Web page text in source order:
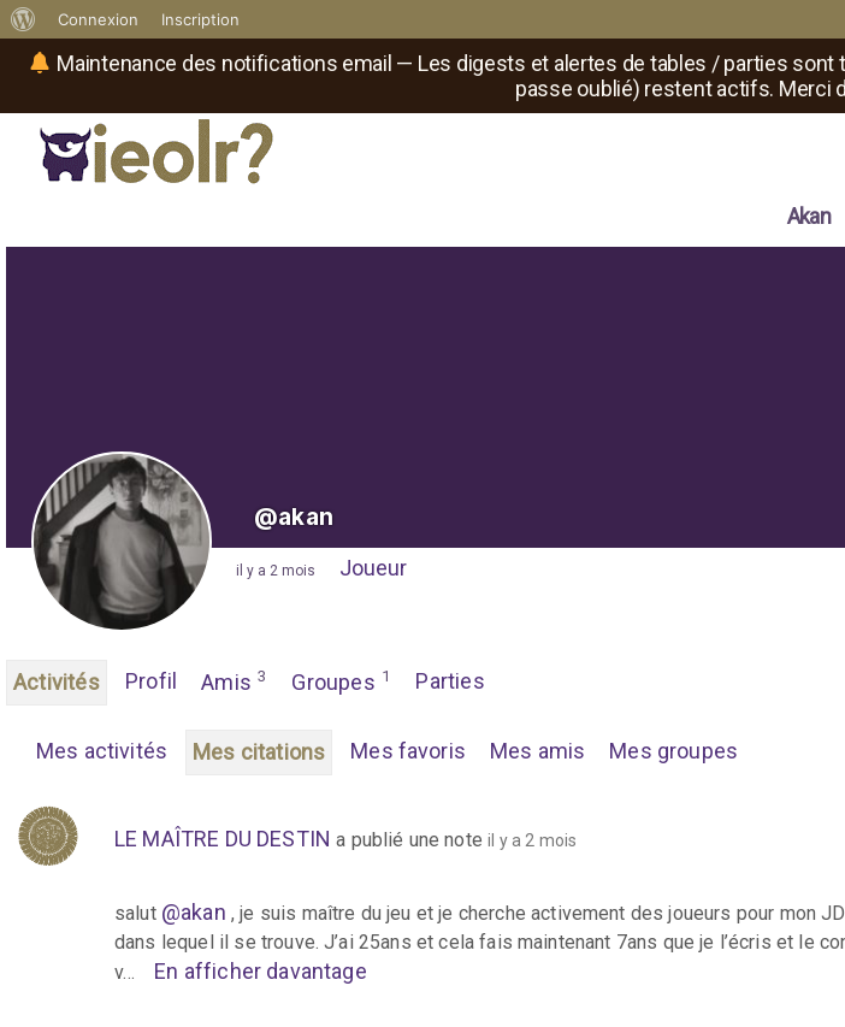
Maintenance des notifications email — Les digests et alertes de tables / parties
passe oublié) restent actifs. Merci
propos
WordPress
Connexion Inscription
où
Akan
@akan
il y a 2 mois Joueur
Activités Profil Amis 3 Groupes 1 Parties
Mes activités Mes citations Mes favoris Mes amis Mes groupes
LE MAÎTRE DU DESTIN a publié une noteil y a 2 mois
salut @akan , je suis maître du jeu et je cherche activement des joueurs pour mon
dans lequel il se trouve. J’ai 25ans et cela fais maintenant 7ans que je l’écris et le
v…
En afficher davantage